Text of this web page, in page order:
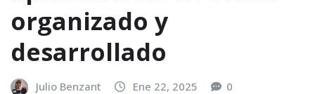
organizado y
desarrollado
Julio Benzant Ene 22, 2025 0